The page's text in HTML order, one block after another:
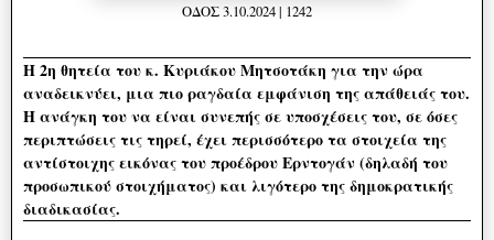
ΟΔΟΣ 3.10.2024 | 1242
Η 2η θητεία του κ. Κυριάκου Μητσοτάκη για την ώρα
αναδεικνύει, μια πιο ραγδαία εμφάνιση της απάθειάς του.
Η ανάγκη του να είναι συνεπής σε υποσχέσεις του, σε όσες
περιπτώσεις τις τηρεί, έχει περισσότερο τα στοιχεία της
αντίστοιχης εικόνας του προέδρου Ερντογάν (δηλαδή του
προσωπικού στοιχήματος) και λιγότερο της δημοκρατικής
διαδικασίας.